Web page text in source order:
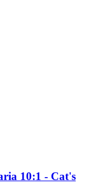
10:1 -​ Cat's